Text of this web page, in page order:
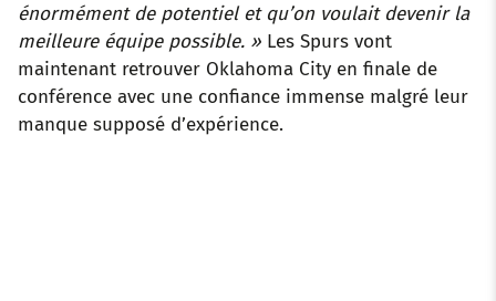
énormément de potentiel et qu’on voulait devenir la
meilleure équipe possible. » Les Spurs vont
maintenant retrouver Oklahoma City en finale de
conférence avec une confiance immense malgré leur
manque supposé d’expérience.